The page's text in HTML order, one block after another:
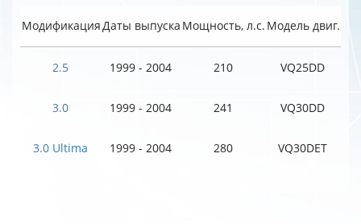
МодификацияДаты выпуска Мощность, л.с. Модель двиг.
2.5 1999 - 2004 210 VQ25DD
3.0 1999 - 2004 241 VQ30DD
3.0 Ultima 1999 - 2004 280 VQ30DET